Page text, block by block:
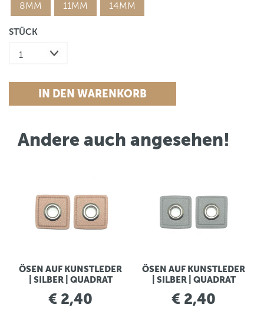
8MM 11MM 14MM
STÜCK
Andere auch angesehen!
ÖSEN AUF KUNSTLEDER
| SILBER | QUADRAT
€ 2,40
ÖSEN AUF KUNSTLEDER
| SILBER | QUADRAT
€ 2,40